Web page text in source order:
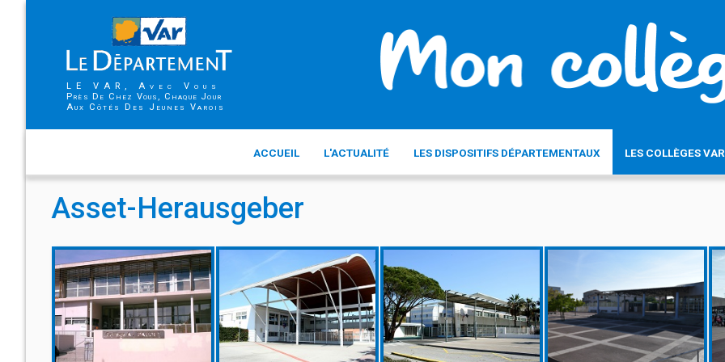
LE VAR, Avec Vous
Près De Chez Vous, Chaque Jour
Aux Côtés Des Jeunes Varois
ACCUEIL L'ACTUALITÉ LES DISPOSITIFS DÉPARTEMENTAUX LES COLLÈGES
Asset-Herausgeber